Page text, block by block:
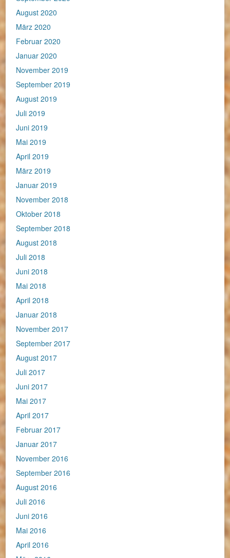
August 2020
März 2020
Februar 2020
Januar 2020
November 2019
September 2019
August 2019
Juli 2019
Juni 2019
Mai 2019
April 2019
März 2019
Januar 2019
November 2018
Oktober 2018
September 2018
August 2018
Juli 2018
Juni 2018
Mai 2018
April 2018
Januar 2018
November 2017
September 2017
August 2017
Juli 2017
Juni 2017
Mai 2017
April 2017
Februar 2017
Januar 2017
November 2016
September 2016
August 2016
Juli 2016
Juni 2016
Mai 2016
April 2016